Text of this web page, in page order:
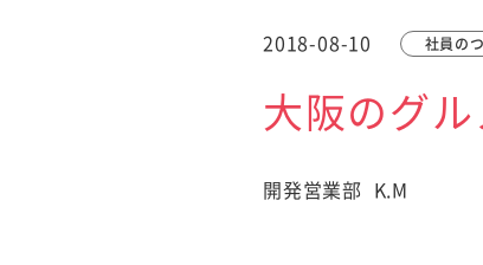
2018-08-10 社員の
大阪のグル
開発営業部 K.M